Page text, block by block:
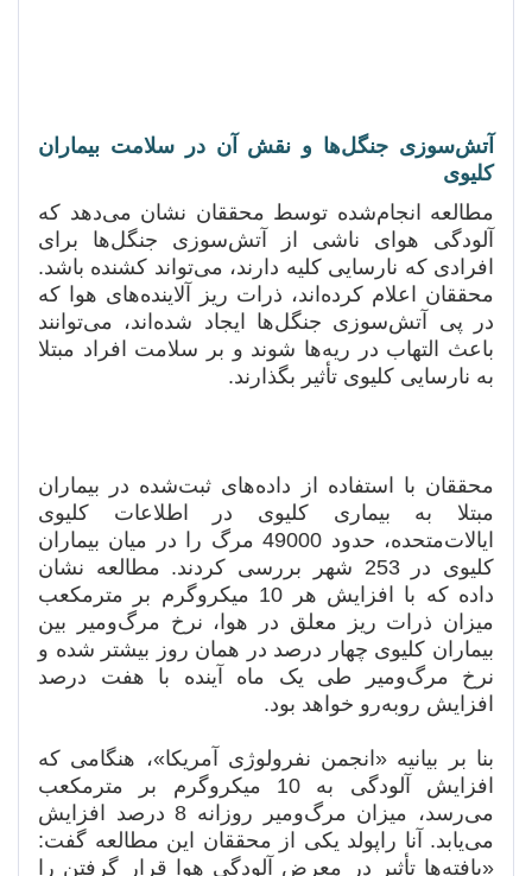
آتش‌سوزی جنگل‌ها و نقش آن در سلامت بیماران
کلیوی
مطالعه انجام‌شده توسط محققان نشان می‌دهد که
آلودگی هوای ناشی از آتش‌سوزی جنگل‌ها برای
افرادی که نارسایی کلیه دارند، می‌تواند کشنده باشد.
محققان اعلام کرده‌اند، ذرات ریز آلاینده‌های هوا که
در پی آتش‌سوزی جنگل‌ها ایجاد شده‌اند، می‌توانند
باعث التهاب در ریه‌ها شوند و بر سلامت افراد مبتلا
به نارسایی کلیوی تأثیر بگذارند.
محققان با استفاده از داده‌های ثبت‌شده در بیماران
مبتلا به بیماری کلیوی در اطلاعات کلیوی
ایالات‌متحده، حدود 49000 مرگ را در میان بیماران
کلیوی در 253 شهر بررسی کردند. مطالعه نشان
داده که با افزایش هر 10 میکروگرم بر مترمکعب
میزان ذرات ریز معلق در هوا، نرخ مرگ‌ومیر بین
بیماران کلیوی چهار درصد در همان روز بیشتر شده و
نرخ مرگ‌ومیر طی یک ماه آینده با هفت درصد
افزایش روبه‌رو خواهد بود.
بنا بر بیانیه «انجمن نفرولوژی آمریکا»، هنگامی که
افزایش آلودگی به 10 میکروگرم بر مترمکعب
می‌رسد، میزان مرگ‌ومیر روزانه 8 درصد افزایش
می‌یابد. آنا راپولد یکی از محققان این مطالعه گفت:
«یافته‌ها تأثیر در معرض آلودگی هوا قرار گرفتن را